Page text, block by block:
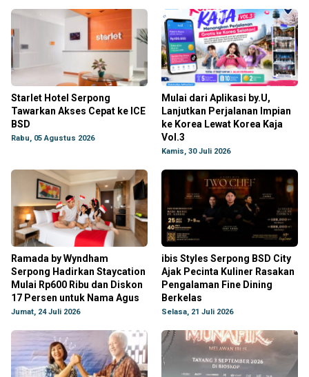
Starlet Hotel Serpong
Tawarkan Akses Cepat ke ICE
BSD
Rabu, 05 Agustus 2026
Mulai dari Aplikasi by.U,
Lanjutkan Perjalanan Impian
ke Korea Lewat Korea Kaja
Vol.3
Kamis, 30 Juli 2026
Ramada by Wyndham
Serpong Hadirkan Staycation
Mulai Rp600 Ribu dan Diskon
17 Persen untuk Nama Agus
Jumat, 24 Juli 2026
ibis Styles Serpong BSD City
Ajak Pecinta Kuliner Rasakan
Pengalaman Fine Dining
Berkelas
Selasa, 21 Juli 2026